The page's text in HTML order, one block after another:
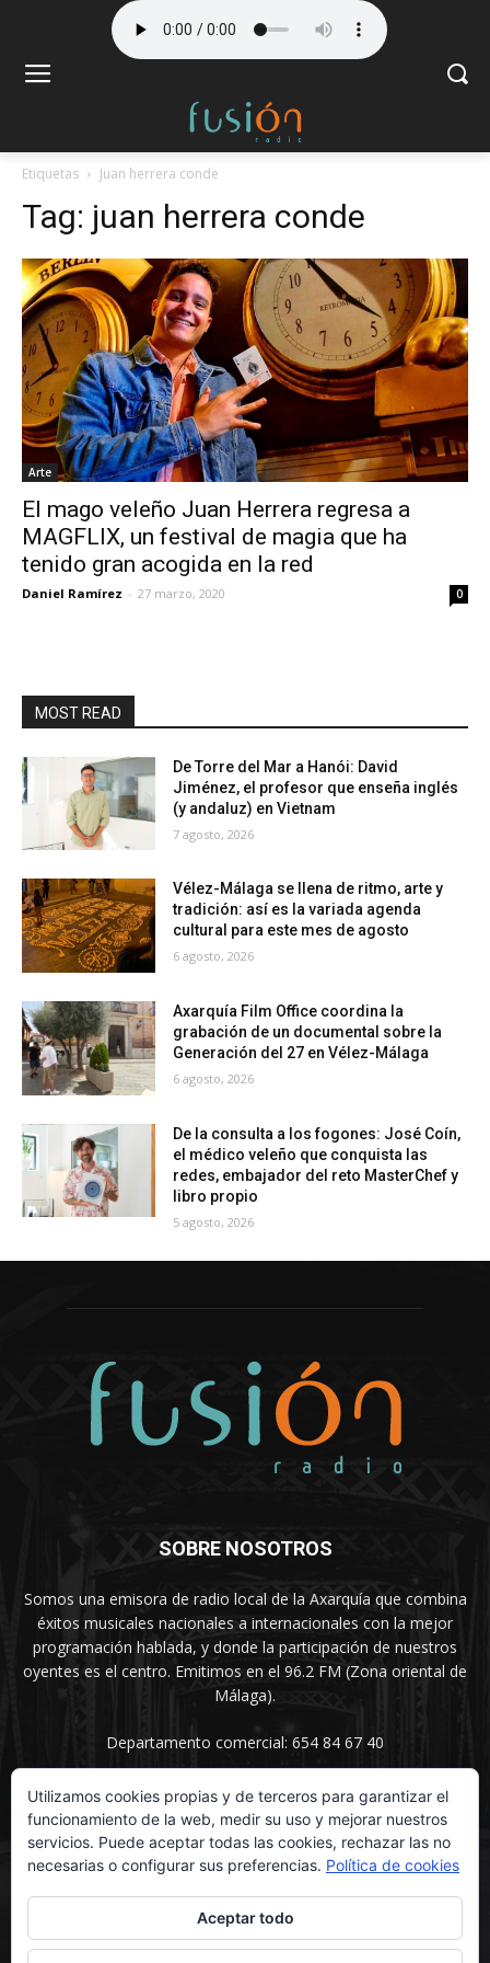
Etiquetas Juan herrera conde
Tag: juan herrera conde
Arte
El mago veleño Juan Herrera regresa a
MAGFLIX, un festival de magia que ha
tenido gran acogida en la red
Daniel Ramírez - 27 marzo, 2020 0
MOST READ
De Torre del Mar a Hanói: David
Jiménez, el profesor que enseña inglés
(y andaluz) en Vietnam
7 agosto, 2026
Vélez-Málaga se llena de ritmo, arte y
tradición: así es la variada agenda
cultural para este mes de agosto
6 agosto, 2026
Axarquía Film Office coordina la
grabación de un documental sobre la
Generación del 27 en Vélez-Málaga
6 agosto, 2026
De la consulta a los fogones: José Coín,
el médico veleño que conquista las
redes, embajador del reto MasterChef y
libro propio
5 agosto, 2026
SOBRE NOSOTROS
Somos una emisora de radio local de la Axarquía que combina
éxitos musicales nacionales a internacionales con la mejor
programación hablada, y donde la participación de nuestros
oyentes es el centro. Emitimos en el 96.2 FM (Zona oriental de
Málaga).
Departamento comercial: 654 84 67 40
SÍGUENOS
Utilizamos cookies propias y de terceros para garantizar el
funcionamiento de la web, medir su uso y mejorar nuestros
servicios. Puede aceptar todas las cookies, rechazar las no
necesarias o configurar sus preferencias. Política de cookies
Aceptar todo